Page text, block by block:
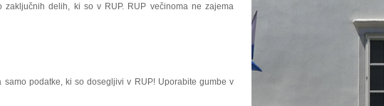
zaključnih delih, ki so v RUP. RUP večinoma ne zajema
podatke, ki so dosegljivi v RUP! Uporabite gumbe v